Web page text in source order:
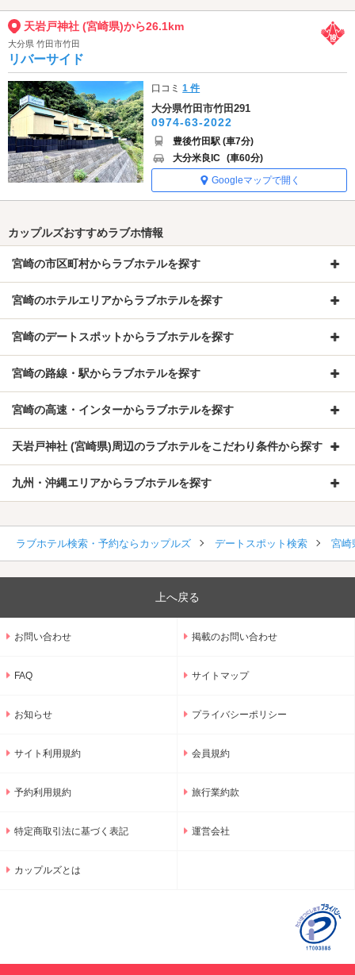
天岩戸神社 (宮崎県)から26.1km
大分県 竹田市竹田
リバーサイド
口コミ1 件
大分県竹田市竹田291
0974-63-2022
豊後竹田駅 (車7分)
大分米良IC (車60分)
Googleマップで開く
カップルズおすすめラブホ情報
宮崎の市区町村からラブホテルを探す
宮崎のホテルエリアからラブホテルを探す
宮崎のデートスポットからラブホテルを探す
宮崎の路線・駅からラブホテルを探す
宮崎の高速・インターからラブホテルを探す
天岩戸神社 (宮崎県)周辺のラブホテルをこだわり条件から探す
九州・沖縄エリアからラブホテルを探す
ラブホテル検索・予約ならカップルズ デートスポット検索 宮崎
上へ戻る
お問い合わせ 掲載のお問い合わせ
FAQ サイトマップ
お知らせ プライバシーポリシー
サイト利用規約 会員規約
予約利用規約 旅行業約款
特定商取引法に基づく表記 運営会社
カップルズとは